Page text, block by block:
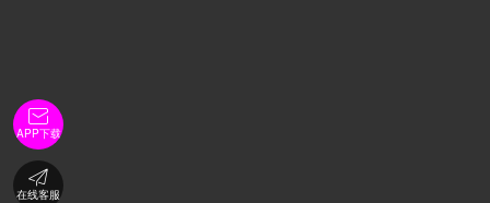

APP下载

在线客服